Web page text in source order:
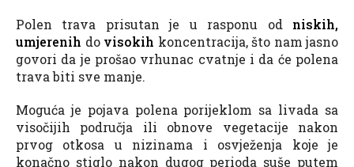
Polen trava prisutan je u rasponu od niskih,
umjerenih do visokih koncentracija, što nam jasno
govori da je prošao vrhunac cvatnje i da će polena
trava biti sve manje.
Moguća je pojava polena porijeklom sa livada sa
visočijih područja ili obnove vegetacije nakon
prvog otkosa u nizinama i osvježenja koje je
konačno stiglo nakon dugog perioda suše putem